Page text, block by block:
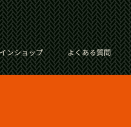
ンショップ よくある質問